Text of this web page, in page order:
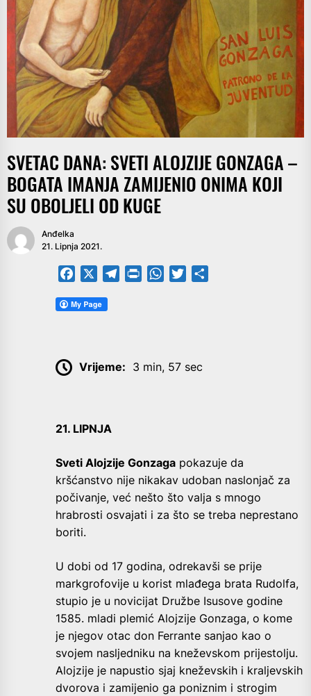
SVETAC DANA: SVETI ALOJZIJE GONZAGA –
BOGATA IMANJA ZAMIJENIO ONIMA KOJI
SU OBOLJELI OD KUGE
Anđelka
21. Lipnja 2021.
Facebook TelegramPrintFriendly
WhatsApp
Twitter
Vrijeme: 3 min, 57 sec
21. LIPNJA
Sveti Alojzije Gonzaga pokazuje da
kršćanstvo nije nikakav udoban naslonjač za
počivanje, već nešto što valja s mnogo
hrabrosti osvajati i za što se treba neprestano
boriti.
U dobi od 17 godina, odrekavši se prije
markgrofovije u korist mlađega brata Rudolfa,
stupio je u novicijat Družbe Isusove godine
1585. mladi plemić Alojzije Gonzaga, o kome
je njegov otac don Ferrante sanjao kao o
svojem nasljedniku na kneževskom prijestolju.
Alojzije je napustio sjaj kneževskih i kraljevskih
dvorova i zamijenio ga poniznim i strogim